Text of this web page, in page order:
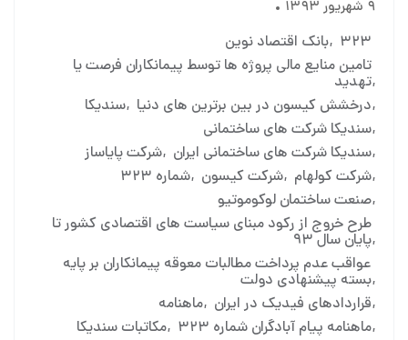
۹ شهریور ۱۳۹۳
۳۲۳ بانک اقتصاد نوین
تامین منایع مالی پروژه ها توسط پیمانکاران فرصت یا
تهدید
درخشش کیسون در بین برترین های دنیا سندیکا
سندیکا شرکت های ساختمانی
سندیکا شرکت های ساختمانی ایران شرکت پایاساز
شرکت کولهام شرکت کیسون شماره ۳۲۳
صنعت ساختمان لوکوموتیو
طرح خروج از رکود مبنای سیاست های اقتصادی کشور تا
پایان سال ۹۳
عواقب عدم پرداخت مطالبات معوقه پیمانکاران بر پایه
بسته پیشنهادی دولت
قراردادهای فیدیک در ایران ماهنامه
ماهنامه پیام آبادگران شماره ۳۲۳
مکاتبات سندیکا